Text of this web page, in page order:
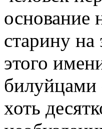
основание
старину на
этого
билуйцами
хоть